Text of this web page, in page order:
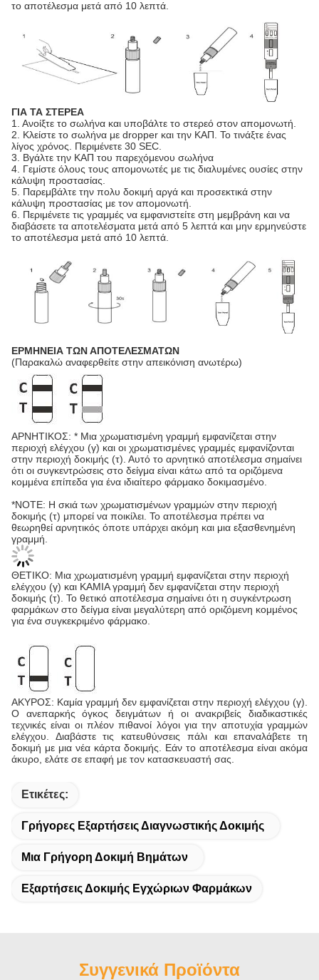
το αποτέλεσμα μετά από 10 λεπτά.
ΓΙΑ ΤΑ ΣΤΕΡΕΑ
1. Ανοίξτε το σωλήνα και υποβάλτε το στερεό στον απομονωτή.
2. Κλείστε το σωλήνα με dropper και την ΚΑΠ. Το τινάξτε ένας
λίγος χρόνος. Περιμένετε 30 SEC.
3. Βγάλτε την ΚΑΠ του παρεχόμενου σωλήνα
4. Γεμίστε όλους τους απομονωτές με τις διαλυμένες ουσίες στην
κάλυψη προστασίας.
5. Παρεμβάλτε την πολυ δοκιμή αργά και προσεκτικά στην
κάλυψη προστασίας με τον απομονωτή.
6. Περιμένετε τις γραμμές να εμφανιστείτε στη μεμβράνη και να
διαβάσετε τα αποτελέσματα μετά από 5 λεπτά και μην ερμηνεύστε
το αποτέλεσμα μετά από 10 λεπτά.
ΕΡΜΗΝΕΙΑ ΤΩΝ ΑΠΟΤΕΛΕΣΜΑΤΩΝ
(Παρακαλώ αναφερθείτε στην απεικόνιση ανωτέρω)
ΑΡΝΗΤΙΚΟΣ: * Μια χρωματισμένη γραμμή εμφανίζεται στην
περιοχή ελέγχου (γ) και οι χρωματισμένες γραμμές εμφανίζονται
στην περιοχή δοκιμής (τ). Αυτό το αρνητικό αποτέλεσμα σημαίνει
ότι οι συγκεντρώσεις στο δείγμα είναι κάτω από τα οριζόμενα
κομμένα επίπεδα για ένα ιδιαίτερο φάρμακο δοκιμασμένο.
*NOTE: Η σκιά των χρωματισμένων γραμμών στην περιοχή
δοκιμής (τ) μπορεί να ποικίλει. Το αποτέλεσμα πρέπει να
θεωρηθεί αρνητικός όποτε υπάρχει ακόμη και μια εξασθενημένη
γραμμή.
ΘΕΤΙΚΟ: Μια χρωματισμένη γραμμή εμφανίζεται στην περιοχή
ελέγχου (γ) και ΚΑΜΙΑ γραμμή δεν εμφανίζεται στην περιοχή
δοκιμής (τ). Το θετικό αποτέλεσμα σημαίνει ότι η συγκέντρωση
φαρμάκων στο δείγμα είναι μεγαλύτερη από οριζόμενη κομμένος
για ένα συγκεκριμένο φάρμακο.
ΑΚΥΡΟΣ: Καμία γραμμή δεν εμφανίζεται στην περιοχή ελέγχου (γ).
Ο ανεπαρκής όγκος δειγμάτων ή οι ανακριβείς διαδικαστικές
τεχνικές είναι οι πλέον πιθανοί λόγοι για την αποτυχία γραμμών
ελέγχου. Διαβάστε τις κατευθύνσεις πάλι και επαναλάβετε τη
δοκιμή με μια νέα κάρτα δοκιμής. Εάν το αποτέλεσμα είναι ακόμα
άκυρο, ελάτε σε επαφή με τον κατασκευαστή σας.
Ετικέτες:
Γρήγορες Εξαρτήσεις Διαγνωστικής Δοκιμής
Μια Γρήγορη Δοκιμή Βημάτων
Εξαρτήσεις Δοκιμής Εγχώριων Φαρμάκων
Συγγενικά Προϊόντα